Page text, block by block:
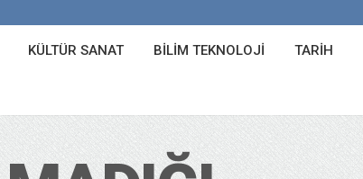
KÜLTÜR SANAT BILIM TEKNOLOJI TARIH